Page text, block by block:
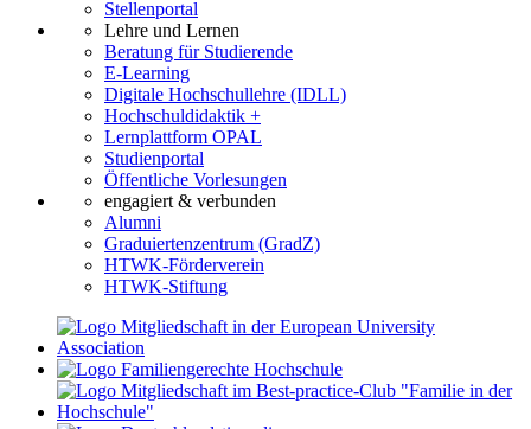
Stellenportal
Lehre und Lernen
Beratung für Studierende
E-Learning
Digitale Hochschullehre (IDLL)
Hochschuldidaktik +
Lernplattform OPAL
Studienportal
Öffentliche Vorlesungen
engagiert & verbunden
Alumni
Graduiertenzentrum (GradZ)
HTWK-Förderverein
HTWK-Stiftung